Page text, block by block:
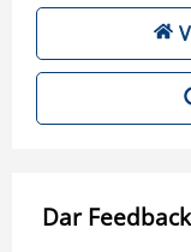
Dar Feedback